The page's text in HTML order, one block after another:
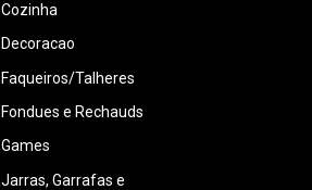
Cozinha
Decoracao
Faqueiros/Talheres
Fondues e Rechauds
Games
Jarras, Garrafas e